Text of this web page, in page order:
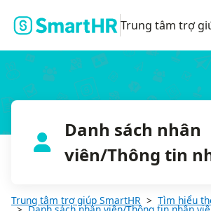
Trung tâm trợ
Danh sách nhân
viên/Thông tin
Trung tâm trợ giúp SmartHR Tìm hiểu